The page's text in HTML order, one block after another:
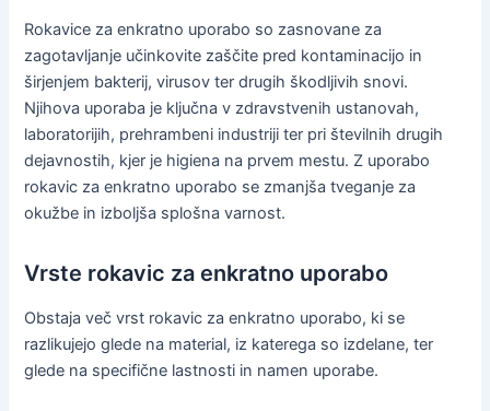
Rokavice za enkratno uporabo so zasnovane za
zagotavljanje učinkovite zaščite pred kontaminacijo in
širjenjem bakterij, virusov ter drugih škodljivih snovi.
Njihova uporaba je ključna v zdravstvenih ustanovah,
laboratorijih, prehrambeni industriji ter pri številnih drugih
dejavnostih, kjer je higiena na prvem mestu. Z uporabo
rokavic za enkratno uporabo se zmanjša tveganje za
okužbe in izboljša splošna varnost.
Vrste rokavic za enkratno uporabo
Obstaja več vrst rokavic za enkratno uporabo, ki se
razlikujejo glede na material, iz katerega so izdelane, ter
glede na specifične lastnosti in namen uporabe.